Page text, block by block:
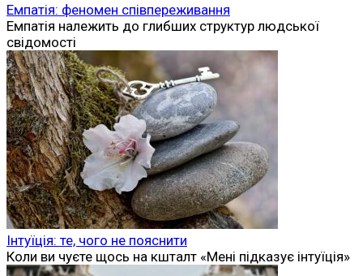
Емпатія: феномен співпереживання
Емпатія належить до глибших структур людської
свідомості
Інтуїція: те, чого не пояснити
Коли ви чуєте щось на кшталт «Мені підказує інтуїція»